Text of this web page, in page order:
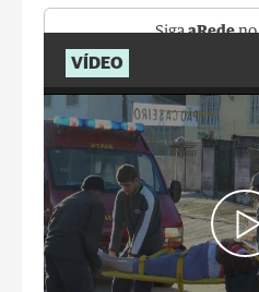
SigaaRedeno
VÍDEO